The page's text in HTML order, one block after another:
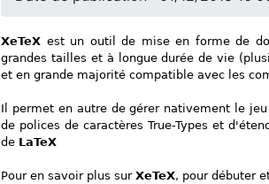
XeTeX est un outil de mise en forme de
grandes tailles et à longue durée de vie
et en grande majorité compatible avec les
Il permet en autre de gérer nativement le
de polices de caractères True-Types et
de LaTeX
Pour en savoir plus sur XeTeX, pour débuter